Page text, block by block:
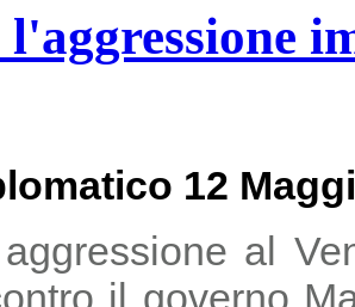
12
aggressione al
il governo